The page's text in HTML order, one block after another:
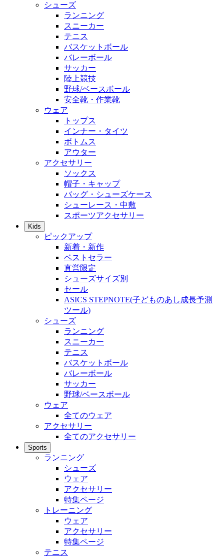
シューズ
ランニング
スニーカー
テニス
バスケットボール
バレーボール
サッカー
陸上競技
野球/ベースボール
安全靴・作業靴
ウェア
トップス
インナー・タイツ
ボトムス
アウター
アクセサリー
ソックス
帽子・キャップ
バッグ・シューズケース
シューレース・中敷
スポーツアクセサリー
Kids
ピックアップ
新着・新作
ベストセラー
直営限定
シューズサイズ別
セール
ASICS STEPNOTE(子どものあし成長予測
ツール)
シューズ
ランニング
スニーカー
テニス
バスケットボール
バレーボール
サッカー
野球/ベースボール
ウェア
全てのウェア
アクセサリー
全てのアクセサリー
Sports
ランニング
シューズ
ウェア
アクセサリー
特集ページ
トレーニング
ウェア
アクセサリー
特集ページ
テニス